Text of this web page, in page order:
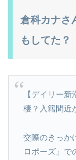
倉科カナさ
もしてた？
【デイリー
棲？入籍間近
交際のきっか
ロポーズ』で